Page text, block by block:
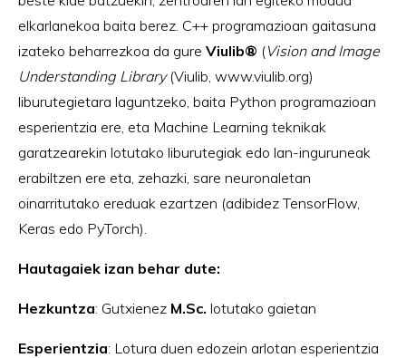
elkarlanekoa baita berez. C++ programazioan gaitasuna
izateko beharrezkoa da gure Viulib® (Vision and Image
Understanding Library (Viulib, www.viulib.org)
liburutegietara laguntzeko, baita Python programazioan
esperientzia ere, eta Machine Learning teknikak
garatzearekin lotutako liburutegiak edo lan-inguruneak
erabiltzen ere eta, zehazki, sare neuronaletan
oinarritutako ereduak ezartzen (adibidez TensorFlow,
Keras edo PyTorch).
Hautagaiek izan behar dute:
Hezkuntza: Gutxienez M.Sc. lotutako gaietan
Esperientzia: Lotura duen edozein arlotan esperientzia